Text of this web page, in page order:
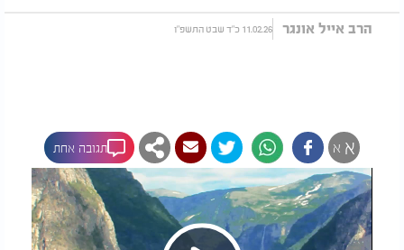
הרב אייל אונגר 11.02.26 כ"ד שבט התשפ"ו
א א תגובה אחת